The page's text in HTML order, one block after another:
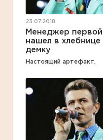
23.07.2018
Менеджер
нашел в
демку
Настоящий артефакт.